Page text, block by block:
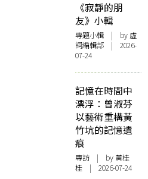
《寂靜的朋
友》小輯
專題小輯 | by 虛
詞編輯部 | 2026-
07-24
記憶在時間中
漂浮：曾淑芬
以藝術重構黃
竹坑的記憶遺
痕
專訪 | by 黃桂
桂 | 2026-07-24